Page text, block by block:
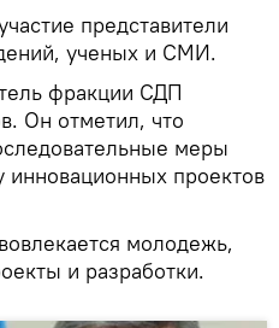
представители
ученых и СМИ.
фракции СДП
Он отметил, что
меры
инновационных проектов
молодежь,
и разработки.